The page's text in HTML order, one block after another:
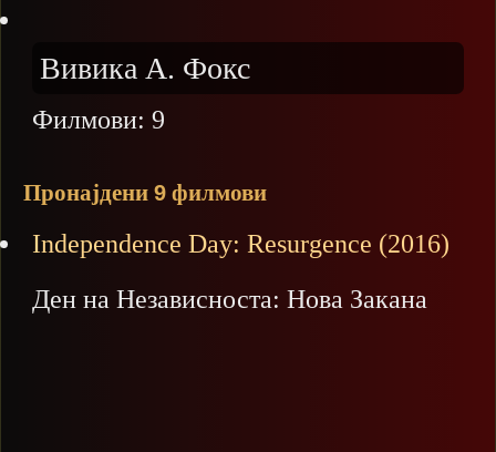
Вивика А. Фокс
Филмови: 9
Пронајдени 9 филмови
Independence Day: Resurgence (2016)
Ден на Независноста: Нова Закана